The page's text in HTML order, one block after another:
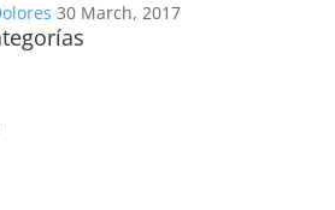
30 March, 2017